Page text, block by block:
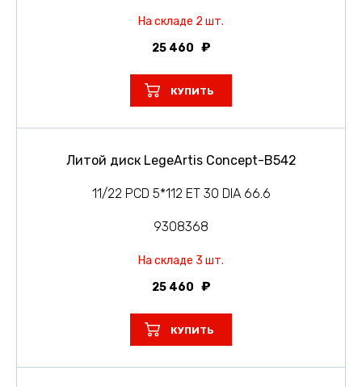
На складе 2 шт.
25 460
КУПИТЬ
Литой диск LegeArtis Concept-B542
11/22 PCD 5*112 ET 30 DIA 66.6
9308368
На складе 3 шт.
25 460
КУПИТЬ